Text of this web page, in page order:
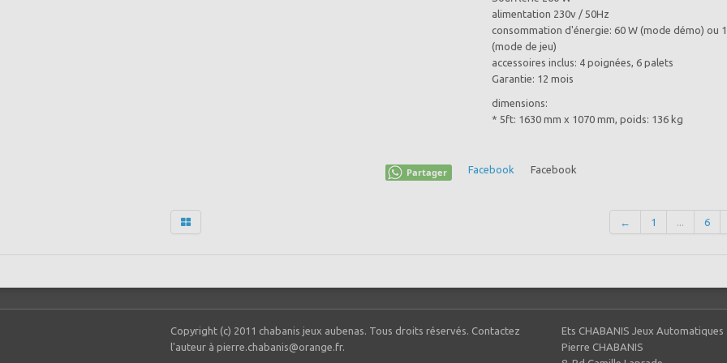
alimentation 230v / 50Hz
consommation d'énergie: 60 W (mode démo) ou
(mode de jeu)
accessoires inclus: 4 poignées, 6 palets
Garantie: 12 mois
dimensions:
* 5ft: 1630 mm x 1070 mm, poids: 136 kg
Partager Facebook Facebook
← 1 ... 6
Copyright (c) 2011 chabanis jeux aubenas. Tous droits réservés. Contactez
l'auteur à pierre.chabanis@orange.fr.
Ets CHABANIS Jeux Automatiques
Pierre CHABANIS